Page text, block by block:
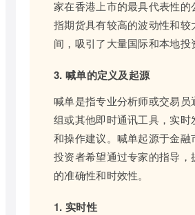
家在香港上市的最具代表性的
指期货具有较高的波动性和较
间，吸引了大量国际和本地投
3. 喊单的定义及起源
喊单是指专业分析师或交易员
组或其他即时通讯工具，实时
和操作建议。喊单起源于金融
投资者希望通过专家的指导，
的准确性和时效性。
1. 实时性